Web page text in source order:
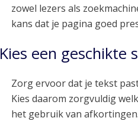
zowel lezers als
kans dat je pagina goed
Kies een geschikte
Zorg ervoor dat je tekst
Kies daarom zorgvuldig
het gebruik van afkortingen.